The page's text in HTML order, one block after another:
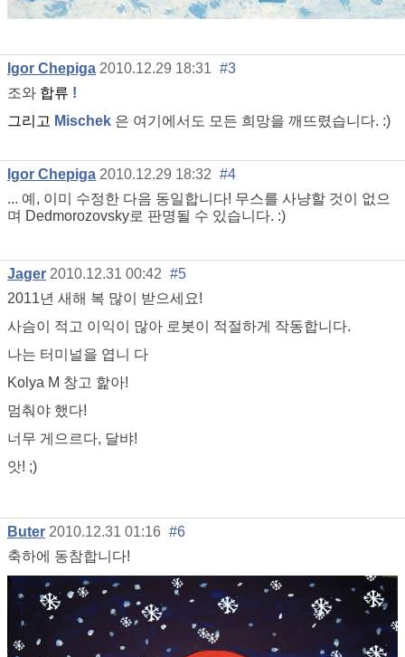
Igor Chepiga 2010.12.29 18:31 #3
조와 합류 !
그리고 Mischek 은 여기에서도 모든 희망을 깨뜨렸습니다. :)
Igor Chepiga 2010.12.29 18:32 #4
... 예, 이미 수정한 다음 동일합니다! 무스를 사냥할 것이 없으
며 Dedmorozovsky로 판명될 수 있습니다. :)
Jager 2010.12.31 00:42 #5
2011년 새해 복 많이 받으세요!
사슴이 적고 이익이 많아 로봇이 적절하게 작동합니다.
나는 터미널을 엽니 다
Kolya M 창고 핥아!
멈춰야 했다!
너무 게으르다, 달뱌!
앗! ;)
Buter 2010.12.31 01:16 #6
축하에 동참합니다!